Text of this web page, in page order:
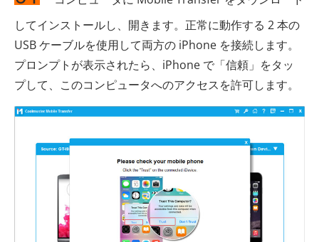
してインストールし、開きます。正常に動作する 2 本の
USB ケーブルを使用して両方の iPhone を接続します。
プロンプトが表示されたら、iPhone で「信頼」をタッ
プして、このコンピュータへのアクセスを許可します。